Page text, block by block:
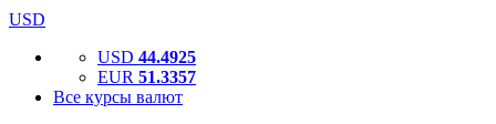
USD
USD 44.4925
EUR 51.3357
Все курсы валют